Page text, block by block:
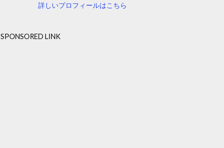
詳しいプロフィールはこちら
SPONSORED LINK